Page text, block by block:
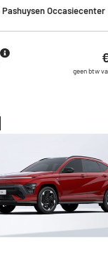
Pashuysen Occasiecenter
geen btw